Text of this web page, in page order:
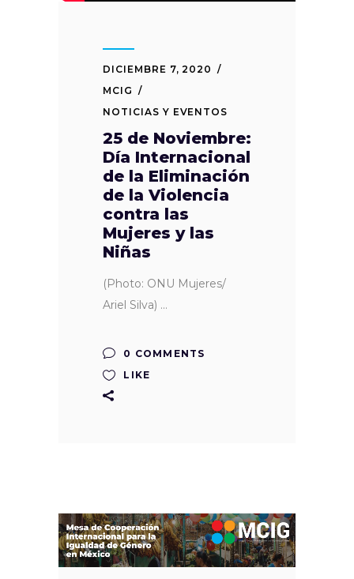
DICIEMBRE 7, 2020
MCIG
NOTICIAS Y EVENTOS
25 de Noviembre:
Día Internacional
de la Eliminación
de la Violencia
contra las
Mujeres y las
Niñas
(Photo: ONU Mujeres/
Ariel Silva)
0 COMMENTS
LIKE